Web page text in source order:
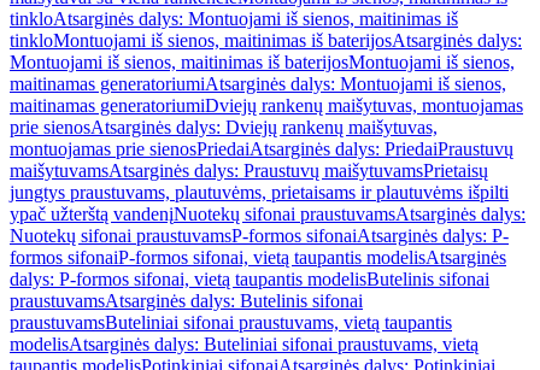
tinkloAtsarginės dalys: Montuojami iš sienos, maitinimas iš
tinkloMontuojami iš sienos, maitinimas iš baterijosAtsarginės dalys:
Montuojami iš sienos, maitinimas iš baterijosMontuojami iš sienos,
maitinamas generatoriumiAtsarginės dalys: Montuojami iš sienos,
maitinamas generatoriumiDviejų rankenų maišytuvas, montuojamas
prie sienosAtsarginės dalys: Dviejų rankenų maišytuvas,
montuojamas prie sienosPriedaiAtsarginės dalys: PriedaiPraustuvų
maišytuvamsAtsarginės dalys: Praustuvų maišytuvamsPrietaisų
jungtys praustuvams, plautuvėms, prietaisams ir plautuvėms išpilti
ypač užterštą vandenįNuotekų sifonai praustuvamsAtsarginės dalys:
Nuotekų sifonai praustuvamsP-formos sifonaiAtsarginės dalys: P-
formos sifonaiP-formos sifonai, vietą taupantis modelisAtsarginės
dalys: P-formos sifonai, vietą taupantis modelisButelinis sifonai
praustuvamsAtsarginės dalys: Butelinis sifonai
praustuvamsButeliniai sifonai praustuvams, vietą taupantis
modelisAtsarginės dalys: Buteliniai sifonai praustuvams, vietą
taupantis modelisPotinkiniai sifonaiAtsarginės dalys: Potinkiniai